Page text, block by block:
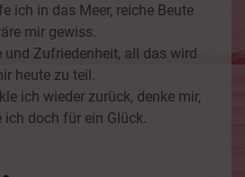
ich in das Meer, reiche Beute
mir gewiss.
und Zufriedenheit, all das wird
heute zu teil.
ich wieder zurück, denke mir,
ich doch für ein Glück.